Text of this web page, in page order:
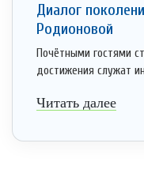
Диалог
Родионовой
Почётными гостями
достижения служат
Читать далее